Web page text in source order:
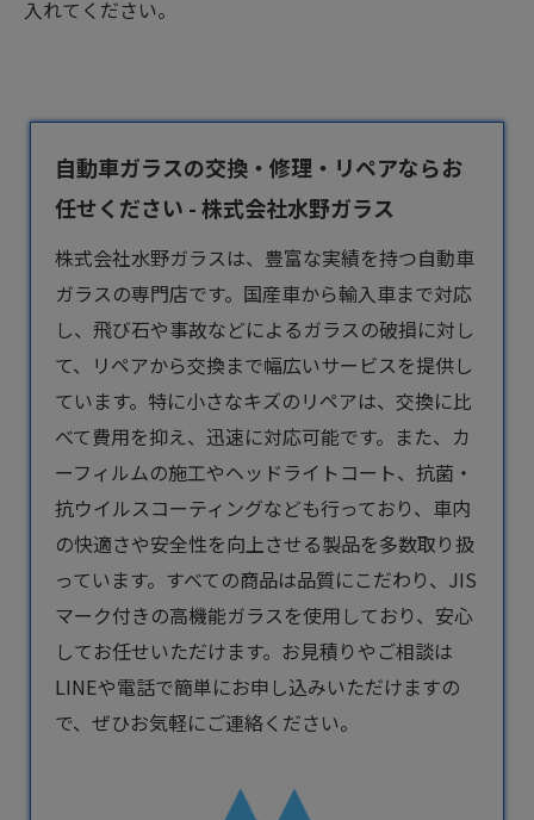
入れてください。
自動車ガラスの交換・修理・リペアならお
任せください - 株式会社水野ガラス
株式会社水野ガラスは、豊富な実績を持つ自動車
ガラスの専門店です。国産車から輸入車まで対応
し、飛び石や事故などによるガラスの破損に対し
て、リペアから交換まで幅広いサービスを提供し
ています。特に小さなキズのリペアは、交換に比
べて費用を抑え、迅速に対応可能です。また、カ
ーフィルムの施工やヘッドライトコート、抗菌・
抗ウイルスコーティングなども行っており、車内
の快適さや安全性を向上させる製品を多数取り扱
っています。すべての商品は品質にこだわり、JIS
マーク付きの高機能ガラスを使用しており、安心
してお任せいただけます。お見積りやご相談は
LINEや電話で簡単にお申し込みいただけますの
で、ぜひお気軽にご連絡ください。